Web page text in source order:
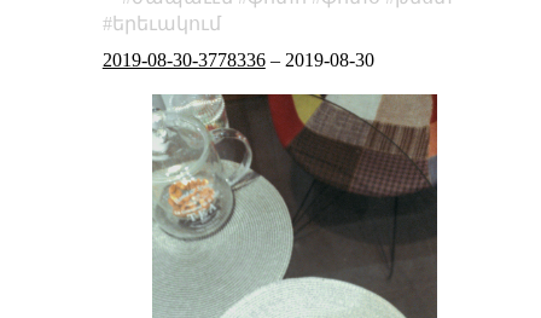
երեւակում
2019-08-30-3778336– 2019-08-30